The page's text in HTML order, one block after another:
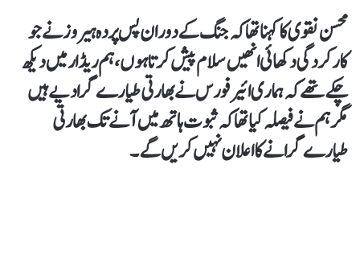
محسن نقوی کا کہنا تھاکہ جنگ کے دوران پس پردہ ہیروز نے جو
کارکردگی دکھائی انھیں سلام پیش کرتاہوں، ہم ریڈار میں دیکھ
چکے تھے کہ ہماری ائیرفورس نے بھارتی طیارے گرادیے ہیں
مگر ہم نے فیصلہ کیا تھا کہ ثبوت ہاتھ میں آنے تک بھارتی
طیارے گرانے کا اعلان نہیں کریں گے۔